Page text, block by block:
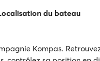
du bateau
Kompas.